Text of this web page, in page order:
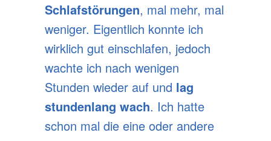
Schlafstörungen, mal mehr, mal
weniger. Eigentlich konnte ich
wirklich gut einschlafen, jedoch
wachte ich nach wenigen
Stunden wieder auf und lag
stundenlang wach. Ich hatte
schon mal die eine oder andere